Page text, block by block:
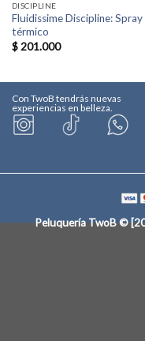
DISCIPLINE
Fluidissime Discipline: Spray
térmico
$201.000
Con TwoB tendrás nuevas
experiencias en belleza.
Peluquería TwoB ©